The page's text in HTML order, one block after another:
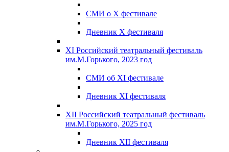
СМИ о X фестивале
Дневник X фестиваля
XI Российский театральный фестиваль
им.М.Горького, 2023 год
СМИ об XI фестивале
Дневник XI фестиваля
XII Российский театральный фестиваль
им.М.Горького, 2025 год
Дневник XII фестиваля